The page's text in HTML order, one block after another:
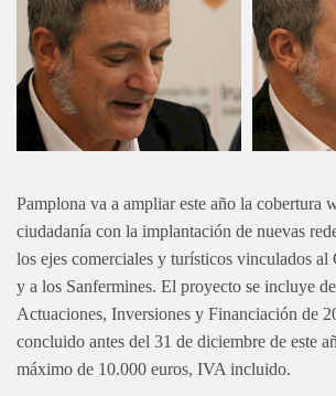
Pamplona va a ampliar este año la cobertura
ciudadanía con la implantación de nuevas
los ejes comerciales y turísticos vinculados al
y a los Sanfermines. El proyecto se incluye
Actuaciones, Inversiones y Financiación de
concluido antes del 31 de diciembre de este
máximo de 10.000 euros, IVA incluido.